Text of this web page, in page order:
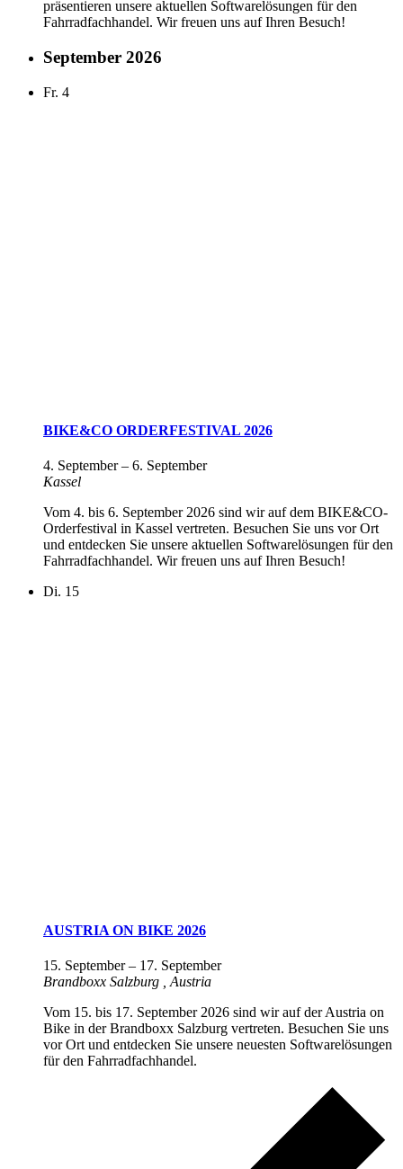
präsentieren unsere aktuellen Softwarelösungen für den
Fahrradfachhandel. Wir freuen uns auf Ihren Besuch!
September 2026
Fr. 4
BIKE&CO ORDERFESTIVAL 2026
4. September– 6. September
Kassel
Vom 4. bis 6. September 2026 sind wir auf dem BIKE&CO-
Orderfestival in Kassel vertreten. Besuchen Sie uns vor Ort
und entdecken Sie unsere aktuellen Softwarelösungen für den
Fahrradfachhandel. Wir freuen uns auf Ihren Besuch!
Di. 15
AUSTRIA ON BIKE 2026
15. September– 17. September
Brandboxx Salzburg
, Austria
Vom 15. bis 17. September 2026 sind wir auf der Austria on
Bike in der Brandboxx Salzburg vertreten. Besuchen Sie uns
vor Ort und entdecken Sie unsere neuesten Softwarelösungen
für den Fahrradfachhandel.